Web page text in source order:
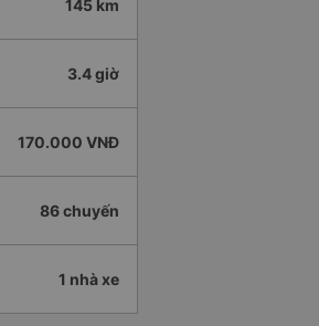
145 km
3.4 giờ
170.000 VNĐ
86 chuyến
1 nhà xe